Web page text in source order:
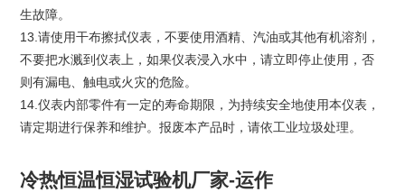
生故障。
13.请使用干布擦拭仪表，不要使用酒精、汽油或其他有机溶剂，
不要把水溅到仪表上，如果仪表浸入水中，请立即停止使用，否
则有漏电、触电或火灾的危险。
14.仪表内部零件有一定的寿命期限，为持续安全地使用本仪表，
请定期进行保养和维护。报废本产品时，请依工业垃圾处理。
冷热恒温恒湿试验机厂家-运作